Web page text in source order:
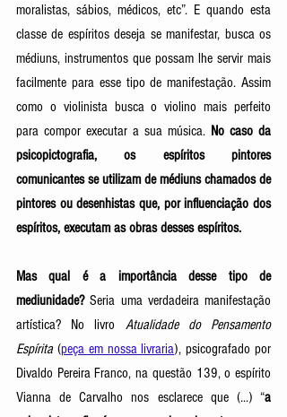
moralistas, sábios, médicos, etc”. E quando esta
classe de espíritos deseja se manifestar, busca os
médiuns, instrumentos que possam lhe servir mais
facilmente para esse tipo de manifestação. Assim
como o violinista busca o violino mais perfeito
para compor executar a sua música. No caso da
psicopictografia, os espíritos pintores
comunicantes se utilizam de médiuns chamados de
pintores ou desenhistas que, por influenciação dos
espíritos, executam as obras desses espíritos.
Mas qual é a importância desse tipo de
mediunidade? Seria uma verdadeira manifestação
artística? No livro Atualidade do Pensamento
Espírita (peça em nossa livraria), psicografado por
Divaldo Pereira Franco, na questão 139, o espírito
Vianna de Carvalho nos esclarece que (...) “a